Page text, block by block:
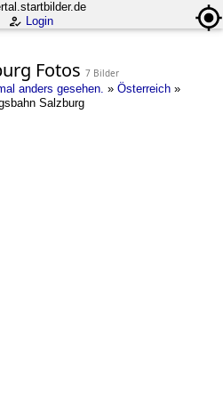
Login
Fotos 7 Bilder
anders gesehen. » Österreich »
Salzburg